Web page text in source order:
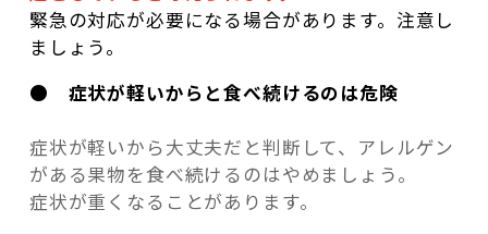
緊急の対応が必要になる場合があります。注意し
ましょう。
● 症状が軽いからと食べ続けるのは危険
症状が軽いから大丈夫だと判断して、アレルゲン
がある果物を食べ続けるのはやめましょう。
症状が重くなることがあります。